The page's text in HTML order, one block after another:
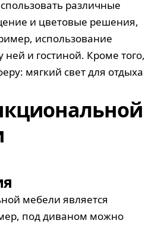
различные
и цветовые решения,
использование
и гостиной. Кроме того,
мягкий свет для отдыха
мебели является
под диваном можно